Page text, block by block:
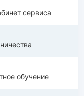
сервиса
обучение